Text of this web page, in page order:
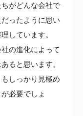
がどんな会社で
ったように思い
しています。
の進化によって
ると思います。
しっかり見極め
必要でしょ